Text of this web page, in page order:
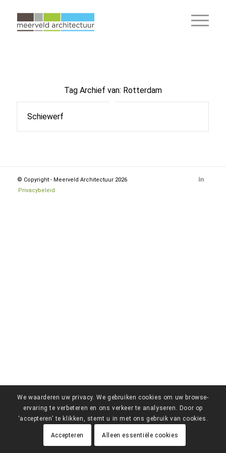
Tag Archief van: Rotterdam
Schiewerf
© Copyright - Meerveld Architectuur 2026
Privacybeleid
We waarderen uw privacy. We gebruiken cookies om uw browse-
ervaring te verbeteren en ons verkeer te analyseren. Door op
‘accepteren’ te klikken, stemt u in met ons gebruik van cookies.
Accepteren Alleen essentiële cookies